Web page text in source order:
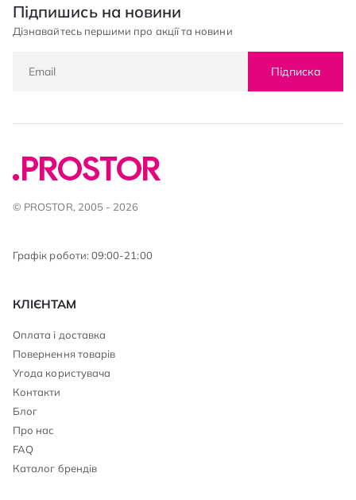
Підпишись на новини
Дізнавайтесь першими про акції та новини
Підписка
© PROSTOR, 2005 - 2026
Графік роботи: 09:00-21:00
КЛІЄНТАМ
Оплата і доставка
Повернення товарів
Угода користувача
Контакти
Блог
Про нас
FAQ
Каталог брендів